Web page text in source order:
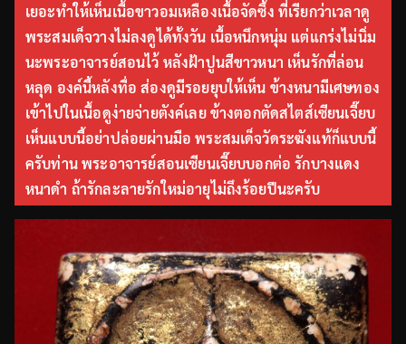
เยอะทำให้เห็นเนื้อขาวอมเหลืองเนื้อจัดซึ้ง ที่เรียกว่าเวลาดู
พระสมเด็จวางไม่ลงดูได้ทั้งวัน เนื้อหนึกหนุ่ม แต่แกร่งไม่นิ่ม
นะพระอาจารย์สอนไว้ หลังฝ้าปูนสีขาวหนา เห็นรักที่ล่อน
หลุด องค์นี้หลังทื่อ ส่องดูมีรอยยุบให้เห็น ข้างหนามีเศษทอง
เข้าไปในเนื้อดูง่ายจ่ายตังค์เลย ข้างตอกตัดสไตส์เซียนเจี๊ยบ
เห็นแบบนี้อย่าปล่อยผ่านมือ พระสมเด็จวัดระฆังแท้ก็แบบนี้
ครับท่าน พระอาจารย์สอนเซียนเจี๊ยบบอกต่อ รักบางแดง
หนาดำ ถ้ารักละลายรักใหม่อายุไม่ถึงร้อยปีนะครับ